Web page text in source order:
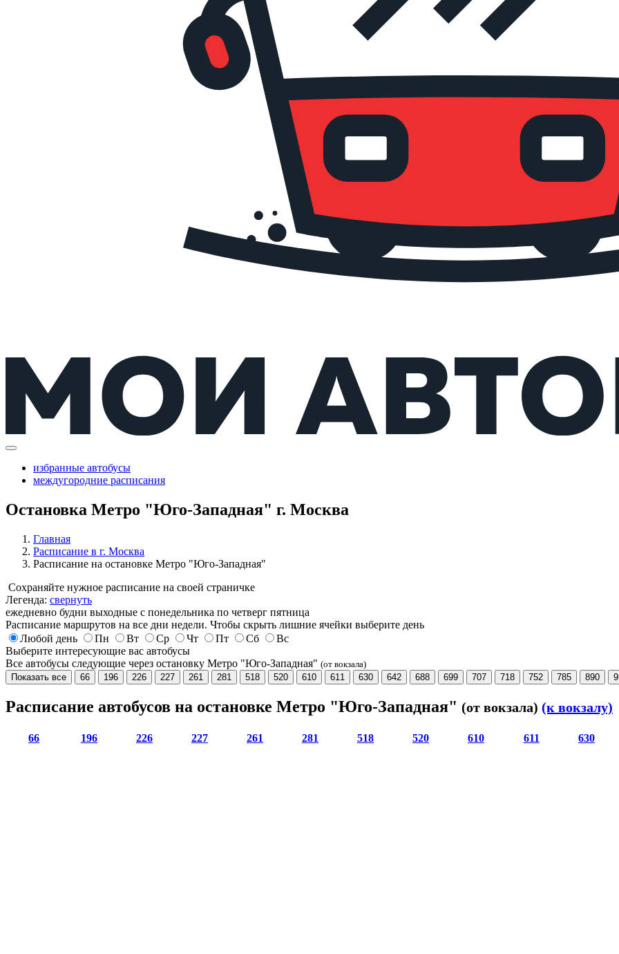
избранные автобусы
междугородние расписания
Остановка Метро "Юго-Западная" г. Москва
Главная
Расписание в г. Москва
Расписание на остановке Метро "Юго-Западная"
Сохраняйте нужное расписание на своей страничке
Легенда: свернуть
ежедневно будни выходные с понедельника по четверг пятница
Расписание маршрутов на все дни недели. Чтобы скрыть лишние ячейки выберите день
Любой день
Пн Вт Ср Чт Пт Сб
Вс
Выберите интересующие вас автобусы
Все автобусы следующие через остановку Метро "Юго-Западная" (от вокзала)
Показать все
66 196 226 227 261 281 518 520 610 611 630 642 688 699 707 718 752 785 890
Расписание автобусов на остановке Метро "Юго-Западная" (от вокзала) (к вокзалу)
66 196 226 227 261 281 518 520 610 611 630